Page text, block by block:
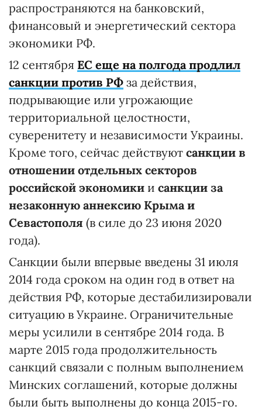
распространяются на банковский,
финансовый и энергетический сектора
экономики РФ.
12 сентября ЕС еще на полгода продлил
санкции против РФ за действия,
подрывающие или угрожающие
территориальной целостности,
суверенитету и независимости Украины.
Кроме того, сейчас действуют санкции в
отношении отдельных секторов
российской экономики и санкции за
незаконную аннексию Крыма и
Севастополя (в силе до 23 июня 2020
года).
Санкции были впервые введены 31 июля
2014 года сроком на один год в ответ на
действия РФ, которые дестабилизировали
ситуацию в Украине. Ограничительные
меры усилили в сентябре 2014 года. В
марте 2015 года продолжительность
санкций связали с полным выполнением
Минских соглашений, которые должны
были быть выполнены до конца 2015-го.